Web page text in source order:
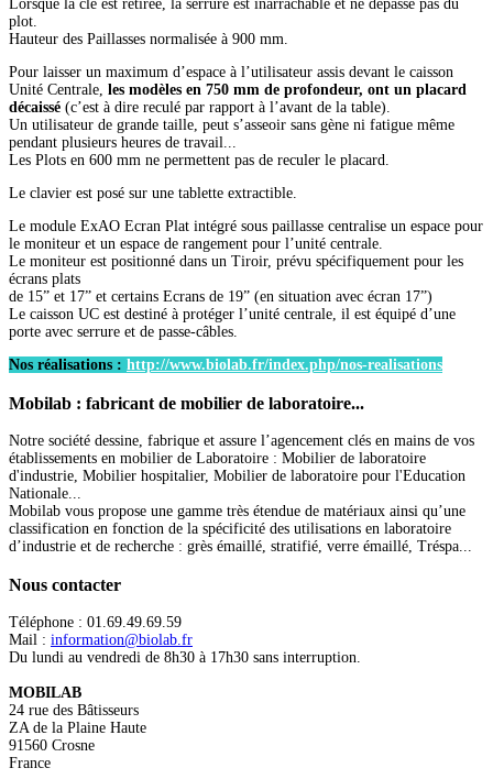
Lorsque la clé est retirée, la serrure est inarrachable et ne dépasse pas du
plot.
Hauteur des Paillasses normalisée à 900 mm.
Pour laisser un maximum d’espace à l’utilisateur assis devant le caisson
Unité Centrale, les modèles en 750 mm de profondeur, ont un placard
décaissé (c’est à dire reculé par rapport à l’avant de la table).
Un utilisateur de grande taille, peut s’asseoir sans gène ni fatigue même
pendant plusieurs heures de travail...
Les Plots en 600 mm ne permettent pas de reculer le placard.
Le clavier est posé sur une tablette extractible.
Le module ExAO Ecran Plat intégré sous paillasse centralise un espace pour
le moniteur et un espace de rangement pour l’unité centrale.
Le moniteur est positionné dans un Tiroir, prévu spécifiquement pour les
écrans plats
de 15” et 17” et certains Ecrans de 19” (en situation avec écran 17”)
Le caisson UC est destiné à protéger l’unité centrale, il est équipé d’une
porte avec serrure et de passe-câbles.
Nos réalisations : http://www.biolab.fr/index.php/nos-realisations
Mobilab : fabricant de mobilier de laboratoire...
Notre société dessine, fabrique et assure l’agencement clés en mains de vos
établissements en mobilier de Laboratoire : Mobilier de laboratoire
d'industrie, Mobilier hospitalier, Mobilier de laboratoire pour l'Education
Nationale...
Mobilab vous propose une gamme très étendue de matériaux ainsi qu’une
classification en fonction de la spécificité des utilisations en laboratoire
d’industrie et de recherche : grès émaillé, stratifié, verre émaillé, Tréspa...
Nous contacter
Téléphone : 01.69.49.69.59
Mail : information@biolab.fr
Du lundi au vendredi de 8h30 à 17h30 sans interruption.
MOBILAB
24 rue des Bâtisseurs
ZA de la Plaine Haute
91560 Crosne
France